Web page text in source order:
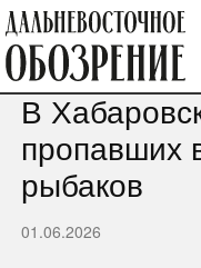
В
пропавших
рыбаков
01.06.2026